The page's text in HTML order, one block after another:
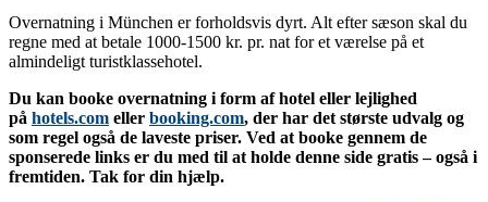
Overnatning i München er forholdsvis dyrt. Alt efter sæson skal du
regne med at betale 1000-1500 kr. pr. nat for et værelse på et
almindeligt turistklassehotel.
Du kan booke overnatning i form af hotel eller lejlighed
på hotels.com eller booking.com, der har det største udvalg og
som regel også de laveste priser. Ved at booke gennem de
sponserede links er du med til at holde denne side gratis – også i
fremtiden. Tak for din hjælp.